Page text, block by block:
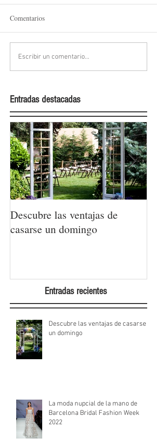
Comentarios
Escribir un comentario...
Entradas destacadas
Descubre las ventajas de
casarse un domingo
Entradas recientes
Descubre las ventajas de casarse
un domingo
La moda nupcial de la mano de
Barcelona Bridal Fashion Week
2022